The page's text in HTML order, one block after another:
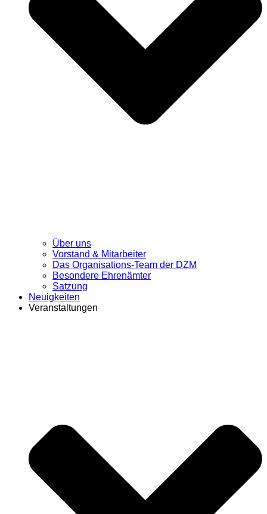
Über uns
Vorstand & Mitarbeiter
Das Organisations-Team der DZM
Besondere Ehrenämter
Satzung
Neuigkeiten
Veranstaltungen